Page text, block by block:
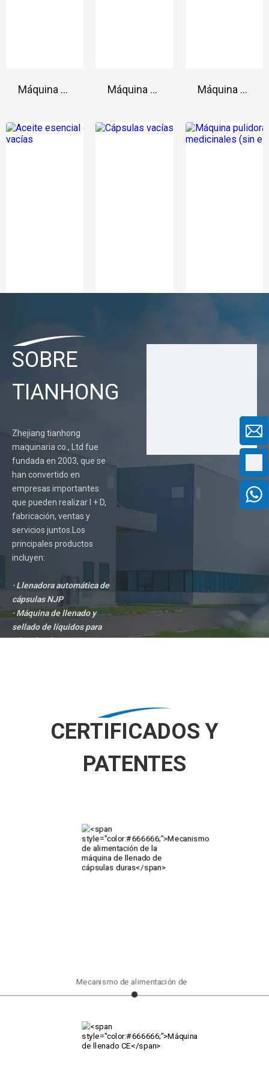
Máquina de llenado de cápsulas multi-líquido de alta eficiencia Máquina de llenado de cápsula líquida de gel suave eléctrico Máquina pulidora de cápsulas de tableta vertical de alta calidad JFP-B
SOBRE
TIANHONG
Zhejiang tianhong
maquinaria co., Ltd fue
fundada en 2003, que se
han convertido en
empresas importantes
que pueden realizar I + D,
fabricación, ventas y
servicios juntos.Los
principales productos
incluyen:
· Llenadora automática de
cápsulas NJP
· Máquina de llenado y
sellado de líquidos para
cápsulas duras NJYF
CERTIFICADOS Y
PATENTES